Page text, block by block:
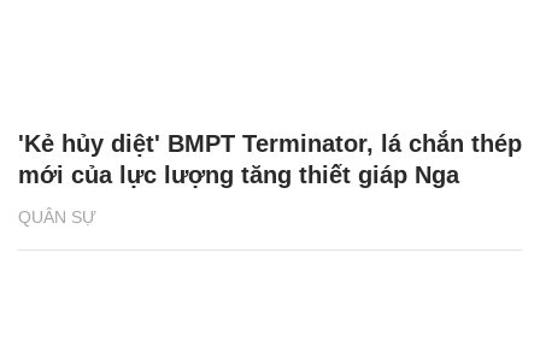
QUÂN SỰ
'Kẻ hủy diệt' BMPT Terminator, lá chắn thép
mới của lực lượng tăng thiết giáp Nga